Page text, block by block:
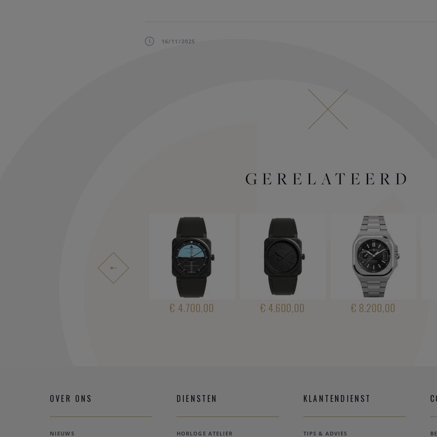
16/11/2025
GERELATEERD
€ 4.700,00 € 4.600,00 € 8.200,00
OVER ONS
NIEUWS
DIENSTEN
HORLOGE ATELIER
KLANTENDIENST
TIPS & ADVIES